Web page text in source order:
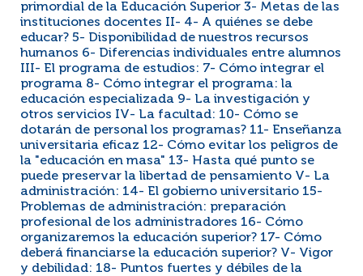
primordial de la Educación Superior 3- Metas de las
instituciones docentes II- 4- A quiénes se debe
educar? 5- Disponibilidad de nuestros recursos
humanos 6- Diferencias individuales entre alumnos
III- El programa de estudios: 7- Cómo integrar el
programa 8- Cómo integrar el programa: la
educación especializada 9- La investigación y
otros servicios IV- La facultad: 10- Cómo se
dotarán de personal los programas? 11- Enseñanza
universitaria eficaz 12- Cómo evitar los peligros de
la "educación en masa" 13- Hasta qué punto se
puede preservar la libertad de pensamiento V- La
administración: 14- El gobierno universitario 15-
Problemas de administración: preparación
profesional de los administradores 16- Cómo
organizaremos la educación superior? 17- Cómo
deberá financiarse la educación superior? V- Vigor
y debilidad: 18- Puntos fuertes y débiles de la